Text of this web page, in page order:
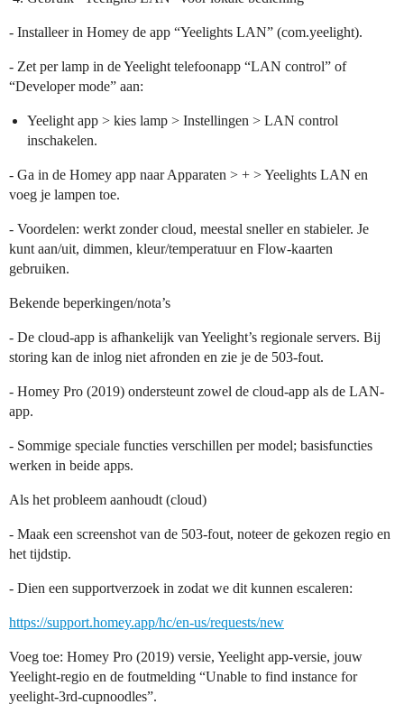
- Installeer in Homey de app “Yeelights LAN” (com.yeelight).
- Zet per lamp in de Yeelight telefoonapp “LAN control” of
“Developer mode” aan:
Yeelight app > kies lamp > Instellingen > LAN control
inschakelen.
- Ga in de Homey app naar Apparaten > + > Yeelights LAN en
voeg je lampen toe.
- Voordelen: werkt zonder cloud, meestal sneller en stabieler. Je
kunt aan/uit, dimmen, kleur/temperatuur en Flow-kaarten
gebruiken.
Bekende beperkingen/nota’s
- De cloud-app is afhankelijk van Yeelight’s regionale servers. Bij
storing kan de inlog niet afronden en zie je de 503-fout.
- Homey Pro (2019) ondersteunt zowel de cloud-app als de LAN-
app.
- Sommige speciale functies verschillen per model; basisfuncties
werken in beide apps.
Als het probleem aanhoudt (cloud)
- Maak een screenshot van de 503-fout, noteer de gekozen regio en
het tijdstip.
- Dien een supportverzoek in zodat we dit kunnen escaleren:
https://support.homey.app/hc/en-us/requests/new
Voeg toe: Homey Pro (2019) versie, Yeelight app-versie, jouw
Yeelight-regio en de foutmelding “Unable to find instance for
yeelight-3rd-cupnoodles”.